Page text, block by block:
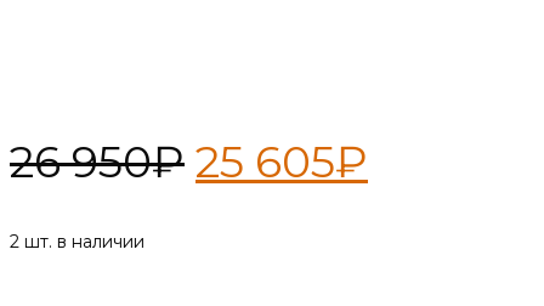
26 950₽ 25 605₽
2 шт. в наличии